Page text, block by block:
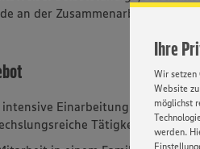
Ihre
Wir setzen
Website
möglichst
werden.
an der Zusammenarbeit im Team
intensive Einarbeitung in Ihrem
Tätigkeit in einem